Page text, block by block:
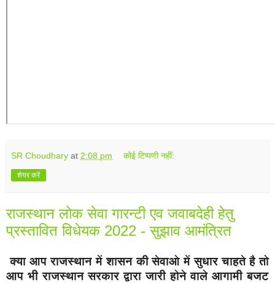
SR Choudhary at 2:08 pm कोई टिप्पणी नहीं:
शेयर करें
राजस्थान लोक सेवा गारन्टी एव जवाबदेही हेतु
प्रस्तावित विधेयक 2022 - सुझाव आमंत्रित
क्या आप राजस्थान में शासन की सेवाओ में सुधार चाहते है तो
आप भी राजस्थान सरकार द्वारा जारी होने वाले आगामी बजट